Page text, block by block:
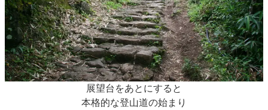
展望台をあとにすると
本格的な登山道の始まり